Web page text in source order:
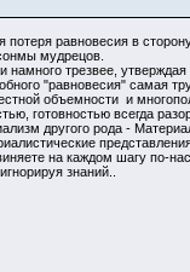
потеря равновесия в
мудрецов.
намного трезвее, утверждая
"равновесия" самая
объемности и
готовностью всегда
другого рода -
на каждом шагу по-
знаний..